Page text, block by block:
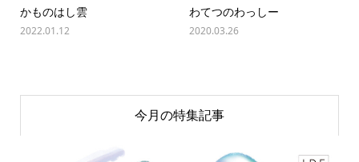
かものはし雲
2022.01.12
わてつのわっしー
2020.03.26
今月の特集記事